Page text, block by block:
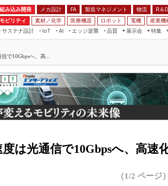
組み込み開発 メカ設計 FA 製造マネジメント 物流 R＆D
モビリティ 素材／化学 医療機器 ロボット 電機 産業機
サステナ設計
IoT
AI
エッジ逆襲 品質
展示会
JIMTOF
組込み/エッジ コンピューティング
展＆IoT/5Gソリューション展
IIFES
国際ロボット展
人テク展
特集
5G
VR／AR
フィールドサービス
FPGA
組み込みモデリング
製造マネジメント
FA
モビリティ
素材／化学
で10Gbpsへ、高...
は光通信で10Gbpsへ、高速
（1/2 ページ）